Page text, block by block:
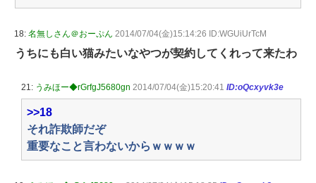
18: 名無しさん＠おーぷん 2014/07/04(金)15:14:26 ID:WGUiUrTcM
うちにも白い猫みたいなやつが契約してくれって来たわ
21: うみほー◆rGrfgJ5680gn 2014/07/04(金)15:20:41 ID:oQcxyvk3e
>>18
それ詐欺師だぞ
重要なこと言わないからｗｗｗｗ